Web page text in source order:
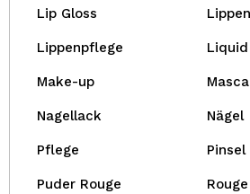
Lip Gloss Lippen
Lippenpflege
Make-up
Nagellack Nägel
Pflege Pinsel
Puder Rouge Rouge